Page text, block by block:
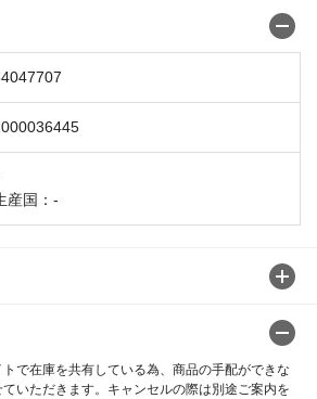
産国：-
で在庫を共有している為、商品の手配ができな
いただきます。キャンセルの際は別途ご案内を